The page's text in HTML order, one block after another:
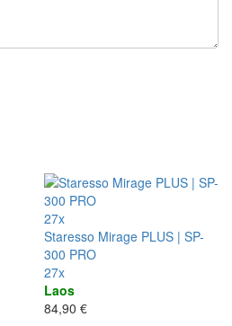
27x
Staresso Mirage PLUS | SP-
300 PRO
27x
Laos
84,90 €